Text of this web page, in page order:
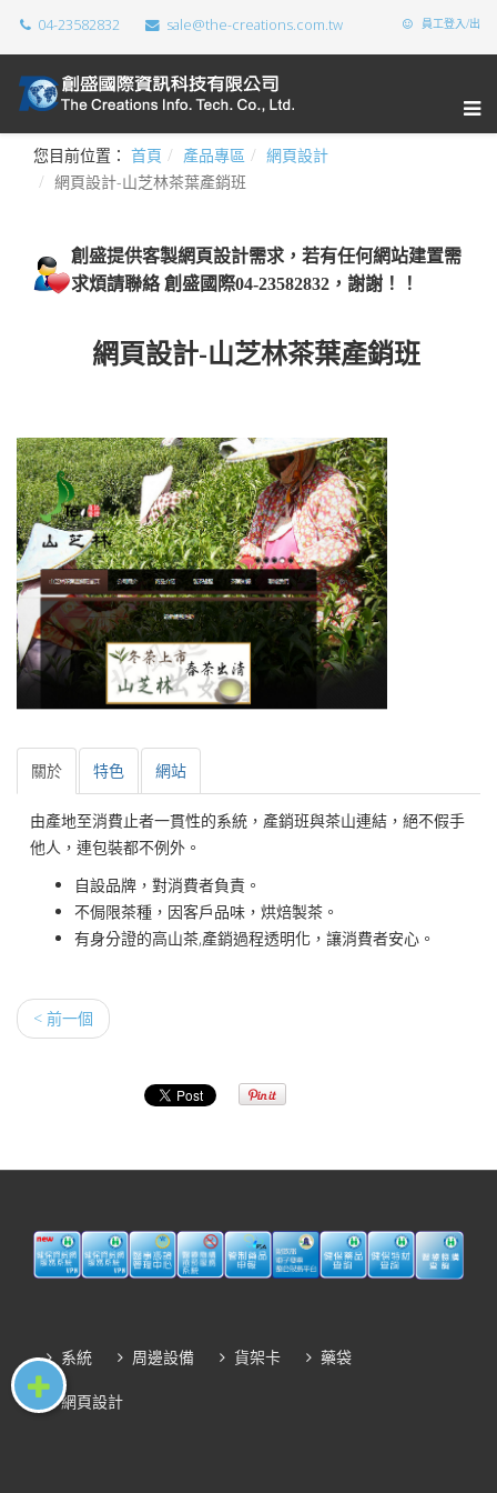
04-23582832 sale@the-creations.com.tw 員工登入/出
您目前位置： 首頁 產品專區
網頁設計
網頁設計-山芝林茶葉產銷班
創盛提供客製網頁設計需求，若有任何網站建置需
求煩請聯絡 創盛國際04-23582832，謝謝！！
網頁設計-山芝林茶葉產銷班
關於 特色 網站
由產地至消費止者一貫性的系統，產銷班與茶山連結，絕不假手
他人，連包裝都不例外。
自設品牌，對消費者負責。
不侷限茶種，因客戶品味，烘焙製茶。
有身分證的高山茶,產銷過程透明化，讓消費者安心。
< 前一個
系統 周邊設備 貨架卡 藥袋
網頁設計